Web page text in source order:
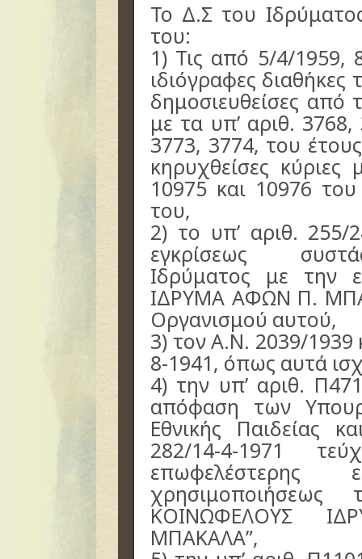
Το Δ.Σ του
του:
1) Τις από 5/4/1959,
ιδιόγραφες
δημοσιευθείσες από
με τα υπ’ αριθ.
3773, 3774, του
κηρυχθείσες κύριες
10975 και 10976
του,
2) το υπ’ αριθ. 255/
εγκρίσεως
Ιδρύματος με την
ΙΔΡΥΜΑ ΑΦΩΝ Π.
Οργανισμού αυτού,
3) τον Α.Ν. 2039/1939
8-1941, όπως αυτά
4) την υπ’ αριθ.
απόφαση των
Εθνικής Παιδείας
282/14-4-1971
επωφελέστερης
χρησιμοποιήσεως
ΚΟΙΝΩΦΕΛΟΥΣ
ΜΠΑΚΑΛΑ”,